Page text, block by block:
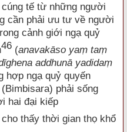
tế từ những người
cần phải ưu tư về người
cảnh giới ngạ quỷ
46 (anavakāso yaṃ taṃ
addhunā yadidaṃ
hợp ngạ quỷ quyến
phải sống
hai đại kiếp
thấy thời gian thọ khổ